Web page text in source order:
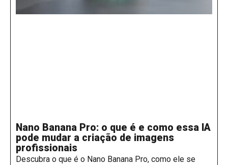
Nano Banana Pro: o que é e como essa IA
pode mudar a criação de imagens
profissionais
Descubra o que é o Nano Banana Pro, como ele se